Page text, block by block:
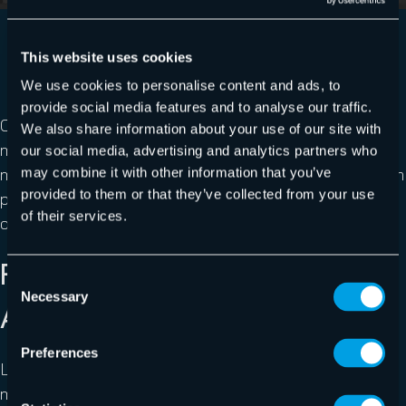
This website uses cookies
We use cookies to personalise content and ads, to
provide social media features and to analyse our traffic.
We also share information about your use of our site with
our social media, advertising and analytics partners who
may combine it with other information that you’ve
provided to them or that they’ve collected from your use
of their services.
Consent
Selection
Necessary
Preferences
Fuite de données d’une entreprise française
Comme en attestent ces exemples, les hackers n’ont
même plus à s’aventurer sur le darknet pour mettre la
main sur des données volées. Tout ce dont ils ont besoin
pour se procurer les outils nécessaires, c’est d’un
ordinateur et d’une connexion Internet.
FUITE DE DONNÉES : LES
ARNAQUEURS ARNAQUÉS
Les fuites de données représentent aujourd’hui un
marché lucratif pour les acteurs malveillants. Les gains